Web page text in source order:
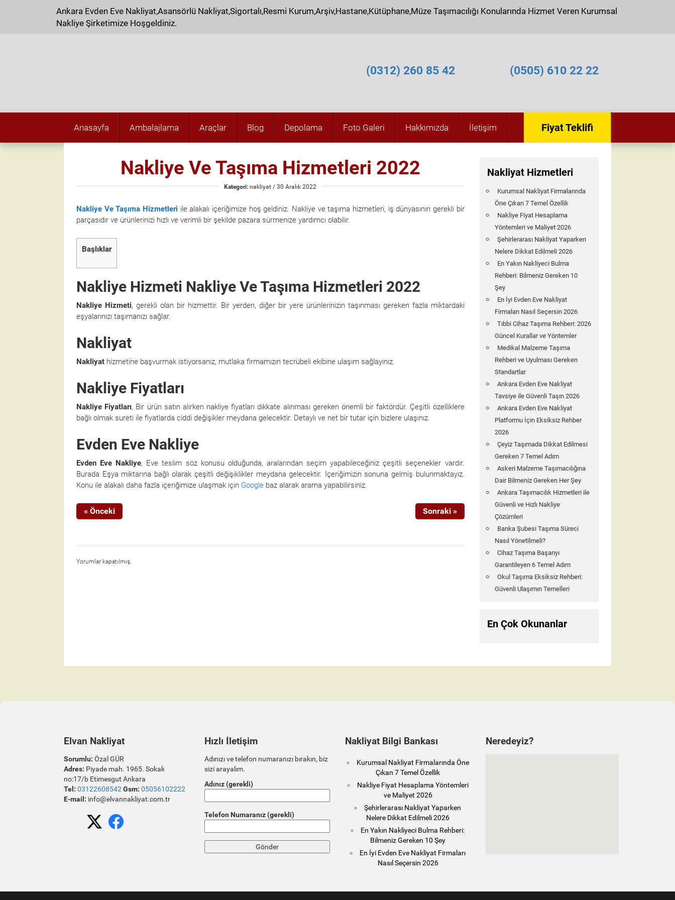
Ankara Evden Eve Nakliyat,Asansörlü Nakliyat,Sigortalı,Resmi Kurum,Arşiv,Hastane,Kütüphane,Müze Taşımacılığı Konularında Hizmet Veren Kurumsal
Nakliye Şirketimize Hoşgeldiniz.
(0312) 260 85 42 (0505) 610 22 22
Anasayfa Ambalajlama Araçlar Blog Depolama Foto Galeri Hakkımızda İletişim Fiyat Teklifi
Nakliye Ve Taşıma Hizmetleri 2022
Kategori: nakliyat / 30 Aralık 2022
Nakliye Ve Taşıma Hizmetleri ile alakalı içeriğimize hoş geldiniz. Nakliye ve taşıma hizmetleri, iş dünyasının gerekli bir
parçasıdır ve ürünlerinizi hızlı ve verimli bir şekilde pazara sürmenize yardımcı olabilir.
Başlıklar
Nakliye Hizmeti Nakliye Ve Taşıma Hizmetleri 2022
Nakliye Hizmeti, gerekli olan bir hizmettir. Bir yerden, diğer bir yere ürünlerinizin taşınması gereken fazla miktardaki
eşyalarınızı taşımanızı sağlar.
Nakliyat
Nakliyat hizmetine başvurmak istiyorsanız, mutlaka firmamızın tecrübeli ekibine ulaşım sağlayınız.
Nakliye Fiyatları
Nakliye Fiyatları, Bir ürün satın alırken nakliye fiyatları dikkate alınması gereken önemli bir faktördür. Çeşitli özelliklere
bağlı olmak sureti ile fiyatlarda ciddi değişikler meydana gelecektir. Detaylı ve net bir tutar için bizlere ulaşınız.
Evden Eve Nakliye
Evden Eve Nakliye, Eve teslim söz konusu olduğunda, aralarından seçim yapabileceğiniz çeşitli seçenekler vardır.
Burada Eşya miktarına bağlı olarak çeşitli değişiklikler meydana gelecektir. İçeriğimizin sonuna gelmiş bulunmaktayız.
Konu ile alakalı daha fazla içeriğimize ulaşmak için Google baz alarak arama yapabilirsiniz.
« Önceki Sonraki »
Yorumlar kapatılmış.
Nakliyat Hizmetleri
Kurumsal Nakliyat Firmalarında
Öne Çıkan 7 Temel Özellik
Nakliye Fiyat Hesaplama
Yöntemleri ve Maliyet 2026
Şehirlerarası Nakliyat Yaparken
Nelere Dikkat Edilmeli 2026
En Yakın Nakliyeci Bulma
Rehberi: Bilmeniz Gereken 10
Şey
En İyi Evden Eve Nakliyat
Firmaları Nasıl Seçersin 2026
Tıbbi Cihaz Taşıma Rehberi: 2026
Güncel Kurallar ve Yöntemler
Medikal Malzeme Taşıma
Rehberi ve Uyulması Gereken
Standartlar
Ankara Evden Eve Nakliyat
Tavsiye ile Güvenli Taşın 2026
Ankara Evden Eve Nakliyat
Platformu İçin Eksiksiz Rehber
2026
Çeyiz Taşımada Dikkat Edilmesi
Gereken 7 Temel Adım
Askeri Malzeme Taşımacılığına
Dair Bilmeniz Gereken Her Şey
Ankara Taşımacılık Hizmetleri ile
Güvenli ve Hızlı Nakliye
Çözümleri
Banka Şubesi Taşıma Süreci
Nasıl Yönetilmeli?
Cihaz Taşıma Başarıyı
Garantileyen 6 Temel Adım
Okul Taşıma Eksiksiz Rehberi:
Güvenli Ulaşımın Temelleri
En Çok Okunanlar
Elvan Nakliyat
Sorumlu: Özal GÜR
Adres: Piyade mah. 1965. Sokak
no:17/b Etimesgut Ankara
Tel: 03122608542 Gsm: 05056102222
E-mail: info@elvannakliyat.com.tr
Hızlı İletişim
Adınızı ve telefon numaranızı bırakın, biz
sizi arayalım.
Adınız (gerekli)
Telefon Numaranız (gerekli)
Nakliyat Bilgi Bankası
Kurumsal Nakliyat Firmalarında Öne
Çıkan 7 Temel Özellik
Nakliye Fiyat Hesaplama Yöntemleri
ve Maliyet 2026
Şehirlerarası Nakliyat Yaparken
Nelere Dikkat Edilmeli 2026
En Yakın Nakliyeci Bulma Rehberi:
Bilmeniz Gereken 10 Şey
En İyi Evden Eve Nakliyat Firmaları
Nasıl Seçersin 2026
Neredeyiz?